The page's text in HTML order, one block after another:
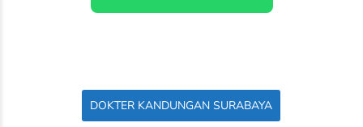
DOKTER KANDUNGAN SURABAYA